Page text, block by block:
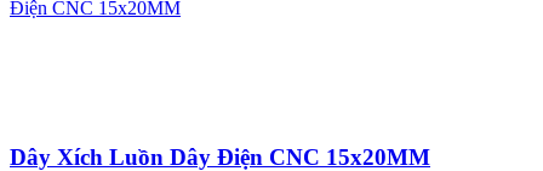
Dây Xích Luồn Dây Điện CNC 15x20MM